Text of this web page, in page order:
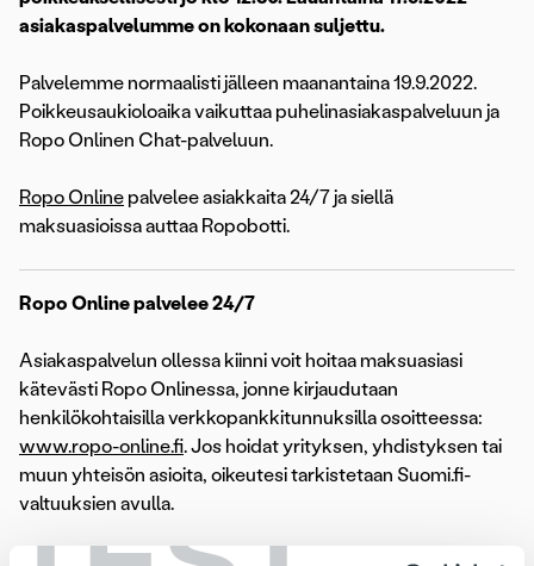
asiakaspalvelumme on kokonaan suljettu.
Palvelemme normaalisti jälleen maanantaina 19.9.2022.
Poikkeusaukioloaika vaikuttaa puhelinasiakaspalveluun ja
Ropo Onlinen Chat-palveluun.
Ropo Online palvelee asiakkaita 24/7 ja siellä
maksuasioissa auttaa Ropobotti.
Ropo Online palvelee 24/7
Asiakaspalvelun ollessa kiinni voit hoitaa maksuasiasi
kätevästi Ropo Onlinessa, jonne kirjaudutaan
henkilökohtaisilla verkkopankkitunnuksilla osoitteessa:
www.ropo-online.fi. Jos hoidat yrityksen, yhdistyksen tai
muun yhteisön asioita, oikeutesi tarkistetaan Suomi.fi-
valtuuksien avulla.
Ropo Onlinessa voit hoitaa laskuun, maksumuistutukseen